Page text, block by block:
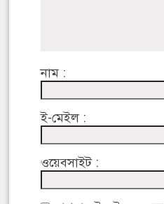
নাম :
ই-মেইল :
ওয়েবসাইট :